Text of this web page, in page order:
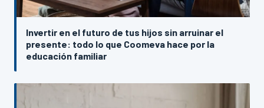
Invertir en el futuro de tus hijos sin arruinar el
presente: todo lo que Coomeva hace por la
educación familiar